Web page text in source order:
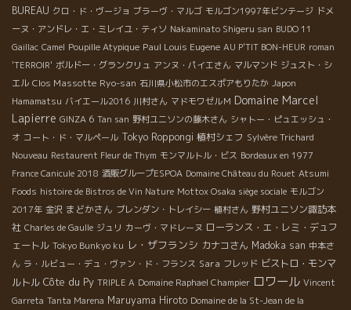
BUREAU クロ・ド・ヴージョ ブラーヴ・マルゴ モルゴン1997年ビンテージ ドメ
ーヌ・アンドレ・エ・ミレイユ・ティソ Nakaminato Shigeru san BUDO 11
Gaillac Camel Poupille Atypique Paul Louis Eugene AU P'TIT BON-HEUR roman
'TERROIR' ボルドー・グランクリュ アンヌ・パイエさん マルマンド ジュスト・シ
エル Clos Massotte Ryo-san 石川県小松市のエスポアもりたか Japon
Hamamatsu バイエール2016 川村さん マドモワゼルＭ Domaine Marcel
Lapierre GINZA 6 Tan san 野村ユニソンの藤木さん シャトー・ピュエッシュ・
オ コート・ド・マルペール Tokyo Roppongi 植村シェフ Sylvère Trichard
Nouveau Restaurent Fleur de Thym モンマルトル・ビス Bordeaux en 1977
France Canicule 2018 酒販グループESPOA Domaine Château du Rouet Atsumi
Foods histoire de Bistros de Vin Nature Mottox Osaka siège sociale モルゴン
2017年 金沢 まどかさん ブレンダン・トレイシー 植村さん 野村ユニソン諏訪本
社 Charles de Gaulle ジュリ カーヴ・マドレーヌ ローランス・エ・レミ・デュフ
ェートル Tokyo Bunkyo ku レ・ザフランシ カナコさん Madoka san 中本さ
ん ラ・ルビュー・デュ・ヴァン・ド・フランス Sara フレッド ビストロ・モンマ
ルトル Côte du Py TRIPLE A Domaine Raphael Champier ロワール Vincent
Garreta Tanta Marena Maruyama Hiroto Domaine de la St-Jean de la